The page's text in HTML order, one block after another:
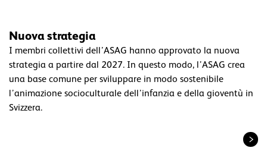
Nuova strategia
I membri collettivi dell’ASAG hanno approvato la nuova
strategia a partire dal 2027. In questo modo, l’ASAG crea
una base comune per sviluppare in modo sostenibile
l’animazione socioculturale dell’infanzia e della gioventù in
Svizzera.